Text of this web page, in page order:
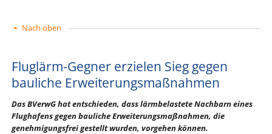
Nach oben
Fluglärm-Gegner erzielen Sieg gegen
bauliche Erweiterungsmaßnahmen
Das BVerwG hat entschieden, dass lärmbelastete Nachbarn eines
Flughafens gegen bauliche Erweiterungsmaßnahmen, die
genehmigungsfrei gestellt wurden, vorgehen können.